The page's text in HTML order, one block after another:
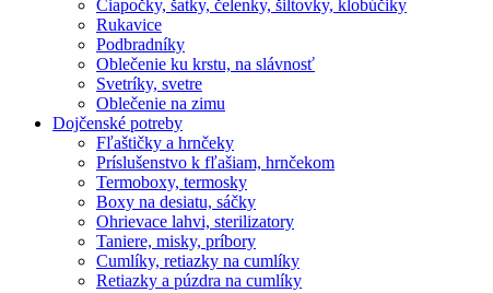
Čiapočky, šatky, čelenky, šiltovky, klobúčiky
Rukavice
Podbradníky
Oblečenie ku krstu, na slávnosť
Svetríky, svetre
Oblečenie na zimu
Dojčenské potreby
Fľaštičky a hrnčeky
Príslušenstvo k fľašiam, hrnčekom
Termoboxy, termosky
Boxy na desiatu, sáčky
Ohrievace lahvi, sterilizatory
Taniere, misky, príbory
Cumlíky, retiazky na cumlíky
Retiazky a púzdra na cumlíky